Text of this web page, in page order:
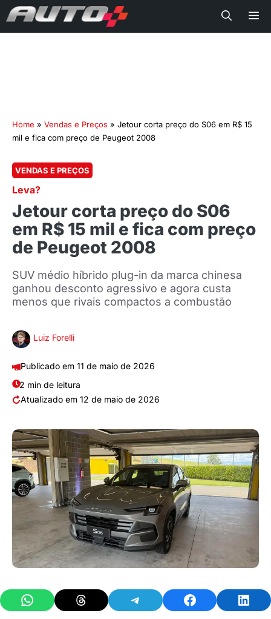
Home » Vendas e Preços » Jetour corta preço do S06 em R$ 15
mil e fica com preço de Peugeot 2008
VENDAS E PREÇOS
Leva?
Jetour corta preço do S06
em R$ 15 mil e fica com preço
de Peugeot 2008
SUV médio híbrido plug-in da marca chinesa
ganhou desconto agressivo e agora custa
menos que rivais compactos a combustão
Luiz Forelli
11 de maio de 2026
2 min de leitura
12 de maio de 2026
Share on WhatsAppShare on ThreadsShare on TelegramShare on Facebook